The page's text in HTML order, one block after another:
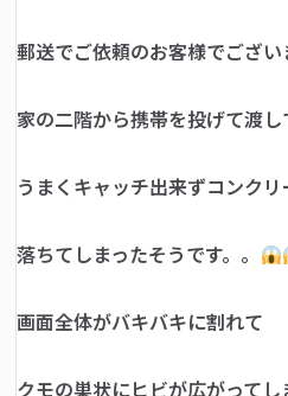
郵送でご依頼のお客様でござい
家の二階から携帯を投げて渡
うまくキャッチ出来ずコンク
落ちてしまったそうです。。
画面全体がバキバキに割れて
クモの巣状にヒビが広がって